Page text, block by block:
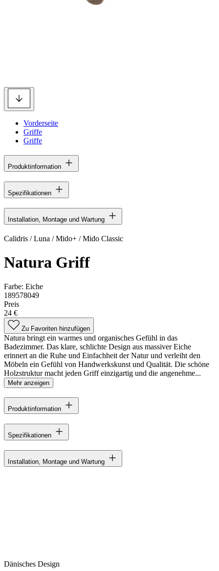
Vorderseite
Griffe
Griffe
Produktinformation
Spezifikationen
Installation, Montage und Wartung
Calidris / Luna / Mido+ / Mido Classic
Natura Griff
Farbe: Eiche
189578049
Preis
24 €
Zu Favoriten hinzufügen
Natura bringt ein warmes und organisches Gefühl in das
Badezimmer. Das klare, schlichte Design aus massiver Eiche
erinnert an die Ruhe und Einfachheit der Natur und verleiht den
Möbeln ein Gefühl von Handwerkskunst und Qualität. Die schöne
Holzstruktur macht jeden Griff einzigartig und die angenehme...
Mehr anzeigen
Produktinformation
Spezifikationen
Installation, Montage und Wartung
Dänisches Design